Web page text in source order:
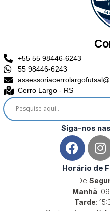
+55 55 98446-6243
55 98446-6243
Cerro Largo - RS
Siga-nos
F
a
c
e
b
o
I
n
s
t
a
g
Horário de
De
Manhã:
Tarde: